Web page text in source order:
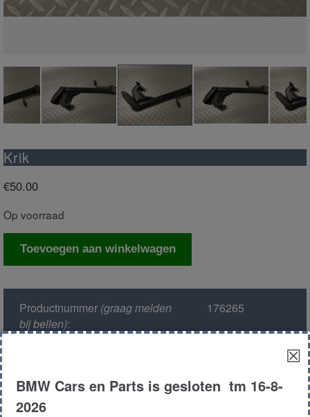
Krik
€50.00
Op voorraad
KrikToevoegen aan winkelwagen
Productnummer(graag melden
bij bellen):
176265
Kleur :
☒
BMW Cars en Parts is gesloten tm 16-8-
2026